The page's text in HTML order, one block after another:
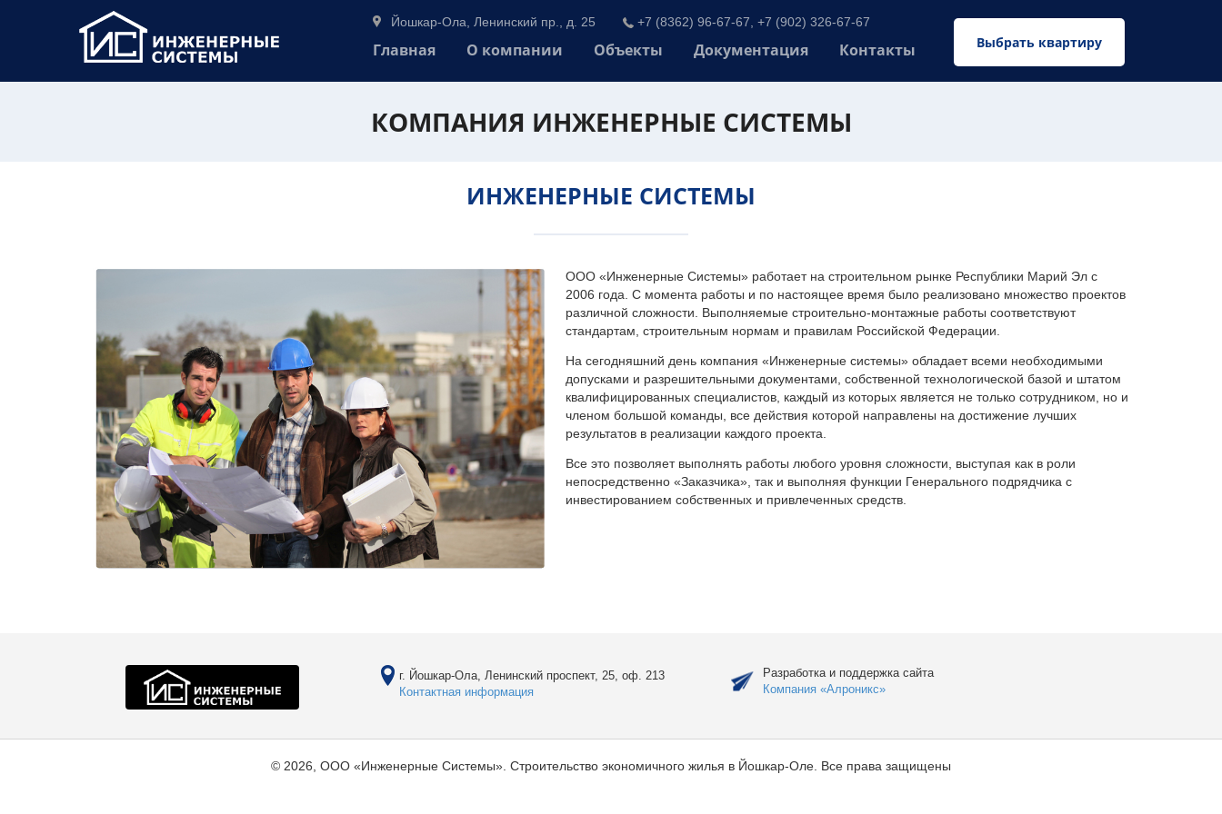
Выбрать квартиру
Йошкар-Ола, Ленинский пр., д. 25 +7 (8362) 96-67-67, +7 (902) 326-67-67
Главная О компании Объекты Документация Контакты
КОМПАНИЯ ИНЖЕНЕРНЫЕ СИСТЕМЫ
ИНЖЕНЕРНЫЕ СИСТЕМЫ
ООО «Инженерные Системы» работает на строительном рынке Республики Марий Эл с
2006 года. С момента работы и по настоящее время было реализовано множество проектов
различной сложности. Выполняемые строительно-монтажные работы соответствуют
стандартам, строительным нормам и правилам Российской Федерации.
На сегодняшний день компания «Инженерные системы» обладает всеми необходимыми
допусками и разрешительными документами, собственной технологической базой и штатом
квалифицированных специалистов, каждый из которых является не только сотрудником, но и
членом большой команды, все действия которой направлены на достижение лучших
результатов в реализации каждого проекта.
Все это позволяет выполнять работы любого уровня сложности, выступая как в роли
непосредственно «Заказчика», так и выполняя функции Генерального подрядчика с
инвестированием собственных и привлеченных средств.
г. Йошкар-Ола, Ленинский проспект, 25, оф. 213
Контактная информация
Разработка и поддержка сайта
Компания «Алроникс»
© 2026, ООО «Инженерные Системы». Строительство экономичного жилья в Йошкар-Оле. Все права защищены